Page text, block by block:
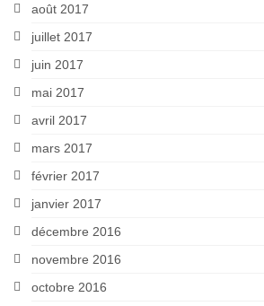
août 2017
juillet 2017
juin 2017
mai 2017
avril 2017
mars 2017
février 2017
janvier 2017
décembre 2016
novembre 2016
octobre 2016